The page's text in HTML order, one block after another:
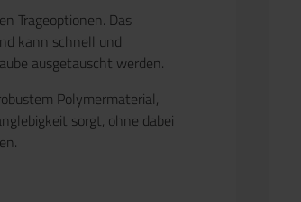
Trageoptionen. Das
kann schnell und
ausgetauscht werden.
Polymermaterial,
sorgt, ohne dabei